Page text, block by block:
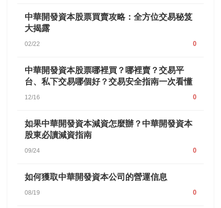
中華開發資本股票買賣攻略：全方位交易秘笈
大揭露
02/22 0
中華開發資本股票哪裡買？哪裡賣？交易平
台、私下交易哪個好？交易安全指南一次看懂
12/16 0
如果中華開發資本減資怎麼辦？中華開發資本
股東必讀減資指南
09/24 0
如何獲取中華開發資本公司的營運信息
08/19 0